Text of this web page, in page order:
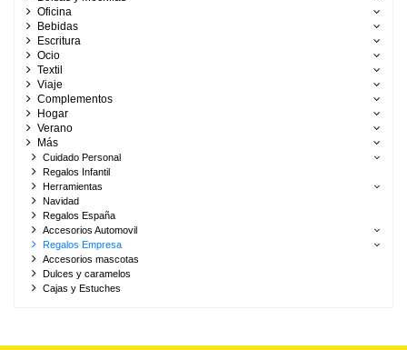
Oficina
Bebidas
Escritura
Ocio
Textil
Viaje
Complementos
Hogar
Verano
Más
Cuidado Personal
Regalos Infantil
Herramientas
Navidad
Regalos España
Accesorios Automovil
Regalos Empresa
Accesorios mascotas
Dulces y caramelos
Cajas y Estuches